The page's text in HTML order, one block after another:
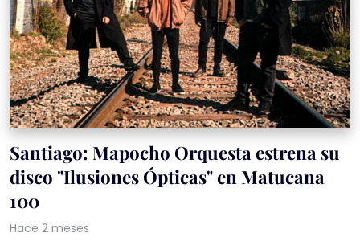
Santiago: Mapocho Orquesta estrena su
disco "Ilusiones Ópticas" en Matucana
100
Hace 2 meses